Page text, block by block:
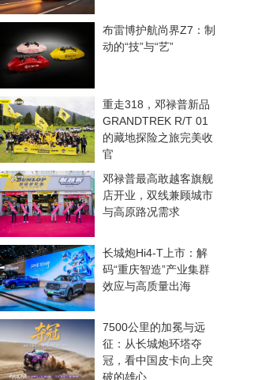
布雷博护航尚界Z7：制
动的“技”与“艺”
重走318，邓禄普新品
GRANDTREK R/T 01
的藏地探险之旅完美收
官
邓禄普最高敢越客旗舰
店开业，双线兼顾城市
与高原路况需求
长城炮Hi4-T上市：解
码“重庆智造”产业集群
效应与高质量出海
7500公里的加冕与远
征：从长城炮环塔夺
冠，看中国皮卡向上突
破的雄心